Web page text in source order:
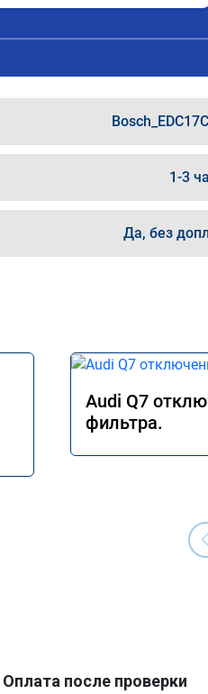
1-3
Да, без
Audi Q7
фильтра.
Оплата после проверки